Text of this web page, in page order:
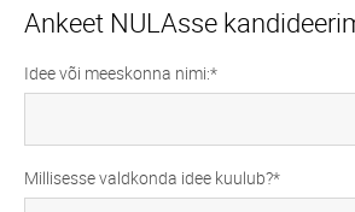
Ankeet NULAsse
Idee või meeskonna nimi:
Millisesse valdkonda idee kuulub?